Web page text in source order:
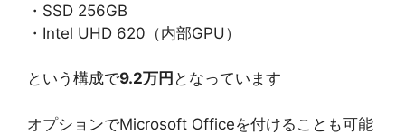
・SSD 256GB
・Intel UHD 620（内部GPU）
という構成で9.2万円 となっています
オプションでMicrosoft Officeを付けることも可能